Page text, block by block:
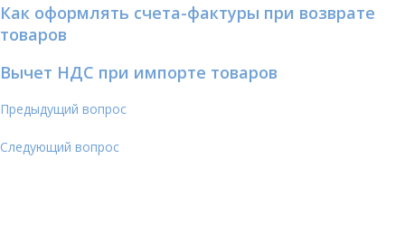
Как оформлять счета-фактуры при возврате
товаров
Вычет НДС при импорте товаров
Предыдущий вопрос
Следующий вопрос